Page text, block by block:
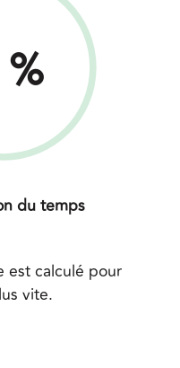
%
du temps
est calculé pour
vite.